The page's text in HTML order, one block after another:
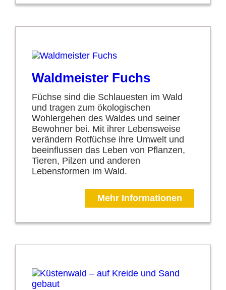
Waldmeister Fuchs
Füchse sind die Schlauesten im Wald
und tragen zum ökologischen
Wohlergehen des Waldes und seiner
Bewohner bei. Mit ihrer Lebensweise
verändern Rotfüchse ihre Umwelt und
beeinflussen das Leben von Pflanzen,
Tieren, Pilzen und anderen
Lebensformen im Wald.
Mehr Informationen